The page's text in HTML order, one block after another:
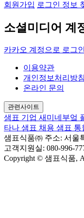
회원가입 로그인 정보
소셜미디어 계
카카오 계정으로 로그인
이용약관
개인정보처리방침
온라인 문의
관련사이트
샘표 기업 새미네부엌
타나 샘표 채용 샘표 통
샘표식품㈜ 주소: 서울
고객지원실: 080-996-
Copyright © 샘표식품,